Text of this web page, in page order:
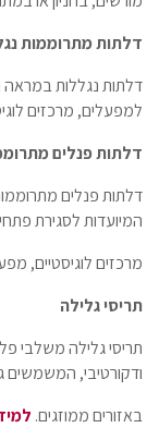
דלתות מתרוממות
דלתות נגללות במראה
למפעלים, מרכזים
דלתות פנלים
דלתות פנלים
המיועדות לסגירת
מרכזים לוגיסטיים,
תריסי גלילה
תריסי גלילה משלבי
ודקורטיבי,
באזורים ממוזגים.